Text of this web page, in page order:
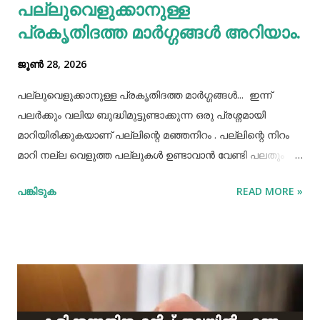
കൊണ്ടുവച്ചാൽ അത് അപ്പാടെ കുടിക്കാതെ മറ്റുള്ളവർക്ക്
കൂട...
പല്ലുവെളുക്കാനുള്ള
പ്രകൃതിദത്ത മാര്‍ഗ്ഗങ്ങള്‍ അറിയാം.
ജൂൺ 28, 2026
പല്ലുവെളുക്കാനുള്ള പ്രകൃതിദത്ത മാര്‍ഗ്ഗങ്ങള്‍... ഇന്ന്
പലർക്കും വലിയ ബുദ്ധിമുട്ടുണ്ടാക്കുന്ന ഒരു പ്രശ്നമായി
മാറിയിരിക്കുകയാണ് പല്ലിന്റെ മഞ്ഞനിറം . പല്ലിന്റെ നിറം
മാറി നല്ല വെളുത്ത പല്ലുകൾ ഉണ്ടാവാൻ വേണ്ടി പലതും
പല്ലിന്‍റെ മഞ്ഞനിറം മാറ്റാന്‍ പല മാര്‍ഗ്ഗങ്ങളും
പരിചയപ്പെടാം. പഴങ്ങളും പച്ചക്കറികളും വിറ്റാമിന്‍ സി
അടങ്ങിയ പഴങ്ങളും പച്ചക്കറികളും നാരങ്ങ വര്‍ഗ്ഗത്തില്‍ പെട്ട
പഴങ്ങളില്‍ വിറ്റാമിന്‍ സി ധാരാളമായി അടങ്ങിയിട്ടുണ്ട്. ഇവ
പങ്കിടുക READ MORE »